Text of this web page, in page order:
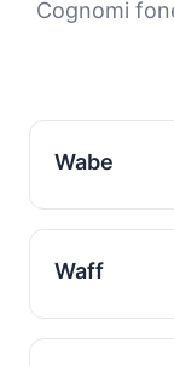
Cognomi
Wabe
Waff